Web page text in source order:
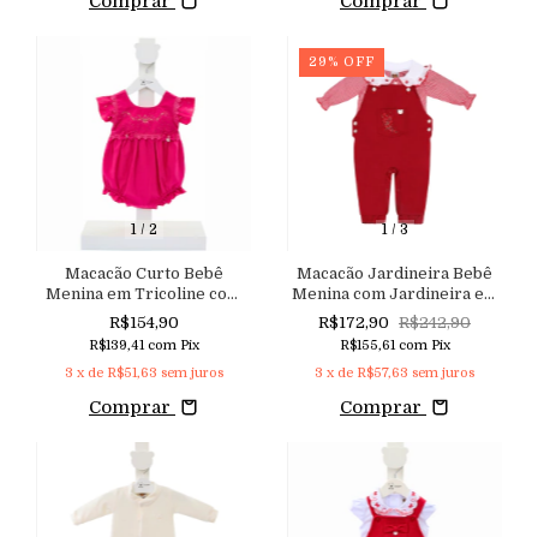
1/ 2
Macacão Curto Bebê
Menina em Tricoline com
Bordado Floral e Chuva de
Strass Aconchego do Bebê
R$154,90
R$139,41 com Pix
3 x de R$51,63 sem juros
Comprar
1/ 3
29 % OFF
Macacão Jardineira Bebê
Menina com Jardineira em
Sarja com Elastano e
Camisa Body em Tricoline
Xadrez
R$172,90 R$242,90
R$155,61 com Pix
3 x de R$57,63 sem juros
Comprar